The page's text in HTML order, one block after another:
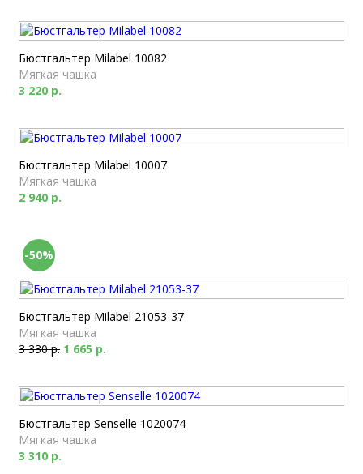
Бюстгальтер Milabel 10082
Мягкая чашка
3 220 р.
Бюстгальтер Milabel 10007
Мягкая чашка
2 940 р.
-50%
Бюстгальтер Milabel 21053-37
Мягкая чашка
3 330 р. 1 665 р.
Бюстгальтер Senselle 1020074
Мягкая чашка
3 310 р.